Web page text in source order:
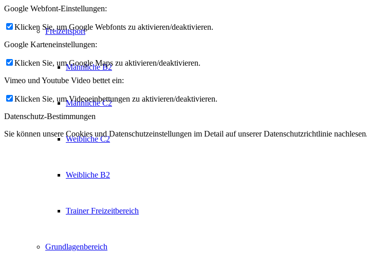
Freizeitsport
Männliche B2
Männliche C2
Weibliche C2
Weibliche B2
Trainer Freizeitbereich
Grundlagenbereich
Google Webfont-Einstellungen:
Klicken Sie, um Google Webfonts zu aktivieren/deaktivieren.
Google Karteneinstellungen:
Klicken Sie, um Google Maps zu aktivieren/deaktivieren.
Vimeo und Youtube Video bettet ein:
Klicken Sie, um Videoeinbettungen zu aktivieren/deaktivieren.
Datenschutz-Bestimmungen
Sie können unsere Cookies und Datenschutzeinstellungen im Detail auf unserer Datenschutzrichtlinie nachlesen.